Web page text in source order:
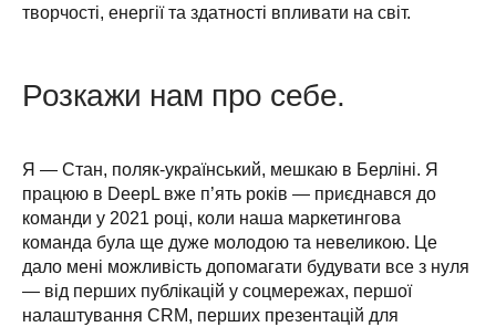
творчості, енергії та здатності впливати на світ.
Розкажи нам про себе.
Я — Стан, поляк-український, мешкаю в Берліні. Я
працюю в DeepL вже п’ять років — приєднався до
команди у 2021 році, коли наша маркетингова
команда була ще дуже молодою та невеликою. Це
дало мені можливість допомагати будувати все з нуля
— від перших публікацій у соцмережах, першої
налаштування CRM, перших презентацій для